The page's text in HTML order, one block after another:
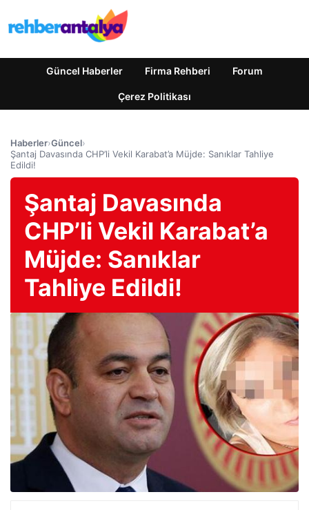
Güncel Haberler Firma Rehberi Forum
Çerez Politikası
Haberler›Güncel›
Şantaj Davasında CHP’li Vekil Karabat’a Müjde: Sanıklar Tahliye
Edildi!
Şantaj Davasında
CHP’li Vekil Karabat’a
Müjde: Sanıklar
Tahliye Edildi!